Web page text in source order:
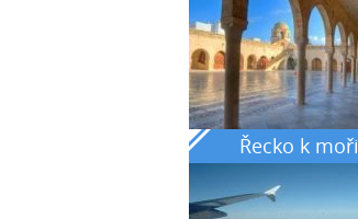
Řecko k moři